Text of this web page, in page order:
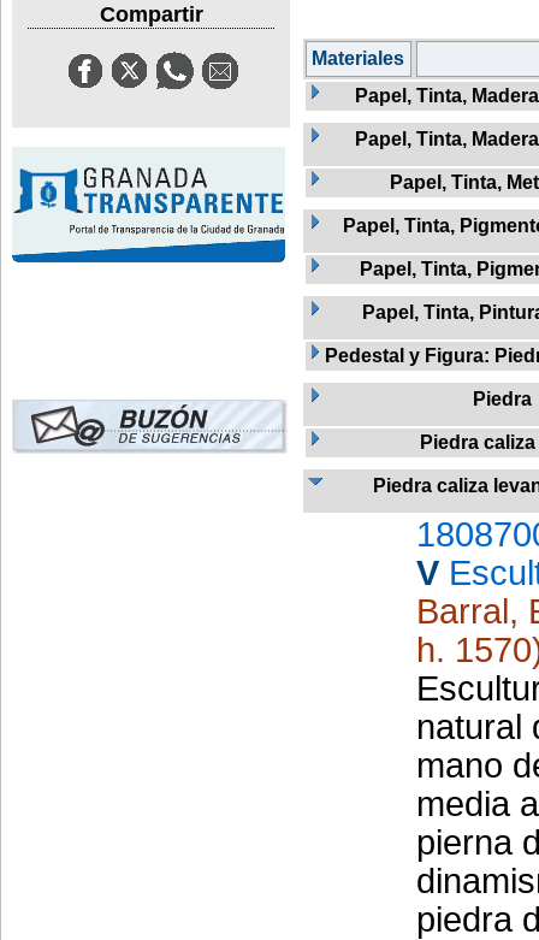
Compartir
Materiales
Papel, Tinta,
Papel, Tinta,
Papel, Tinta,
Papel, Tinta,
Papel, Tinta,
Papel, Tinta,
Pedestal y Figura:
Piedra
Piedra caliza
Piedra caliza
V
Barral,
h.
natural
mano
media
pierna
piedra